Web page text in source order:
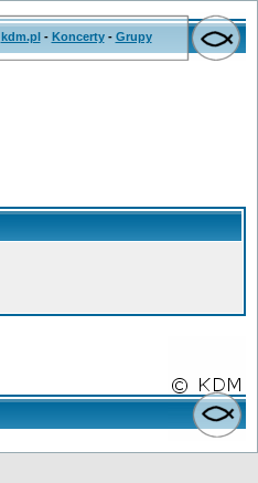
kdm.pl- Koncerty- Grupy